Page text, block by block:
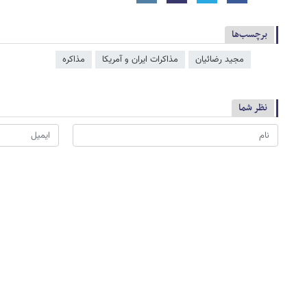
برچسب‌ها
مجید رضائیان مذاکرات ایران و آمریکا مذاکره
نظر شما